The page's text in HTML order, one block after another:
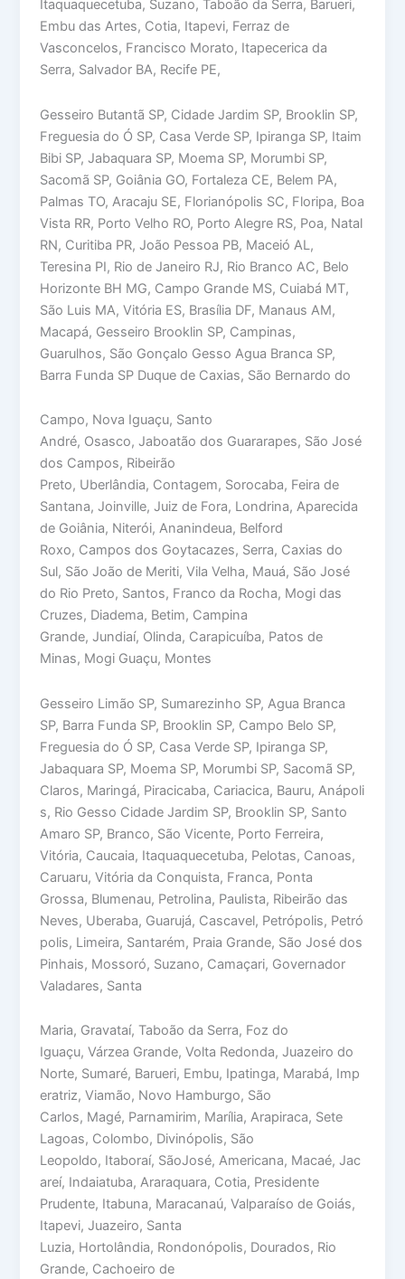
Itaquaquecetuba, Suzano, Taboão da Serra, Barueri,
Embu das Artes, Cotia, Itapevi, Ferraz de
Vasconcelos, Francisco Morato, Itapecerica da
Serra, Salvador BA, Recife PE,
Gesseiro Butantã SP, Cidade Jardim SP, Brooklin SP,
Freguesia do Ó SP, Casa Verde SP, Ipiranga SP, Itaim
Bibi SP, Jabaquara SP, Moema SP, Morumbi SP,
Sacomã SP, Goiânia GO, Fortaleza CE, Belem PA,
Palmas TO, Aracaju SE, Florianópolis SC, Floripa, Boa
Vista RR, Porto Velho RO, Porto Alegre RS, Poa, Natal
RN, Curitiba PR, João Pessoa PB, Maceió AL,
Teresina PI, Rio de Janeiro RJ, Rio Branco AC, Belo
Horizonte BH MG, Campo Grande MS, Cuiabá MT,
São Luis MA, Vitória ES, Brasília DF, Manaus AM,
Macapá, Gesseiro Brooklin SP, Campinas,
Guarulhos, São Gonçalo Gesso Agua Branca SP,
Barra Funda SP Duque de Caxias, São Bernardo do
Campo, Nova Iguaçu, Santo
André, Osasco, Jaboatão dos Guararapes, São José
dos Campos, Ribeirão
Preto, Uberlândia, Contagem, Sorocaba, Feira de
Santana, Joinville, Juiz de Fora, Londrina, Aparecida
de Goiânia, Niterói, Ananindeua, Belford
Roxo, Campos dos Goytacazes, Serra, Caxias do
Sul, São João de Meriti, Vila Velha, Mauá, São José
do Rio Preto, Santos, Franco da Rocha, Mogi das
Cruzes, Diadema, Betim, Campina
Grande, Jundiaí, Olinda, Carapicuíba, Patos de
Minas, Mogi Guaçu, Montes
Gesseiro Limão SP, Sumarezinho SP, Agua Branca
SP, Barra Funda SP, Brooklin SP, Campo Belo SP,
Freguesia do Ó SP, Casa Verde SP, Ipiranga SP,
Jabaquara SP, Moema SP, Morumbi SP, Sacomã SP,
Claros, Maringá, Piracicaba, Cariacica, Bauru, Anápoli
s, Rio Gesso Cidade Jardim SP, Brooklin SP, Santo
Amaro SP, Branco, São Vicente, Porto Ferreira,
Vitória, Caucaia, Itaquaquecetuba, Pelotas, Canoas,
Caruaru, Vitória da Conquista, Franca, Ponta
Grossa, Blumenau, Petrolina, Paulista, Ribeirão das
Neves, Uberaba, Guarujá, Cascavel, Petrópolis, Petró
polis, Limeira, Santarém, Praia Grande, São José dos
Pinhais, Mossoró, Suzano, Camaçari, Governador
Valadares, Santa
Maria, Gravataí, Taboão da Serra, Foz do
Iguaçu, Várzea Grande, Volta Redonda, Juazeiro do
Norte, Sumaré, Barueri, Embu, Ipatinga, Marabá, Imp
eratriz, Viamão, Novo Hamburgo, São
Carlos, Magé, Parnamirim, Marília, Arapiraca, Sete
Lagoas, Colombo, Divinópolis, São
Leopoldo, Itaboraí, SãoJosé, Americana, Macaé, Jac
areí, Indaiatuba, Araraquara, Cotia, Presidente
Prudente, Itabuna, Maracanaú, Valparaíso de Goiás,
Itapevi, Juazeiro, Santa
Luzia, Hortolândia, Rondonópolis, Dourados, Rio
Grande, Cachoeiro de